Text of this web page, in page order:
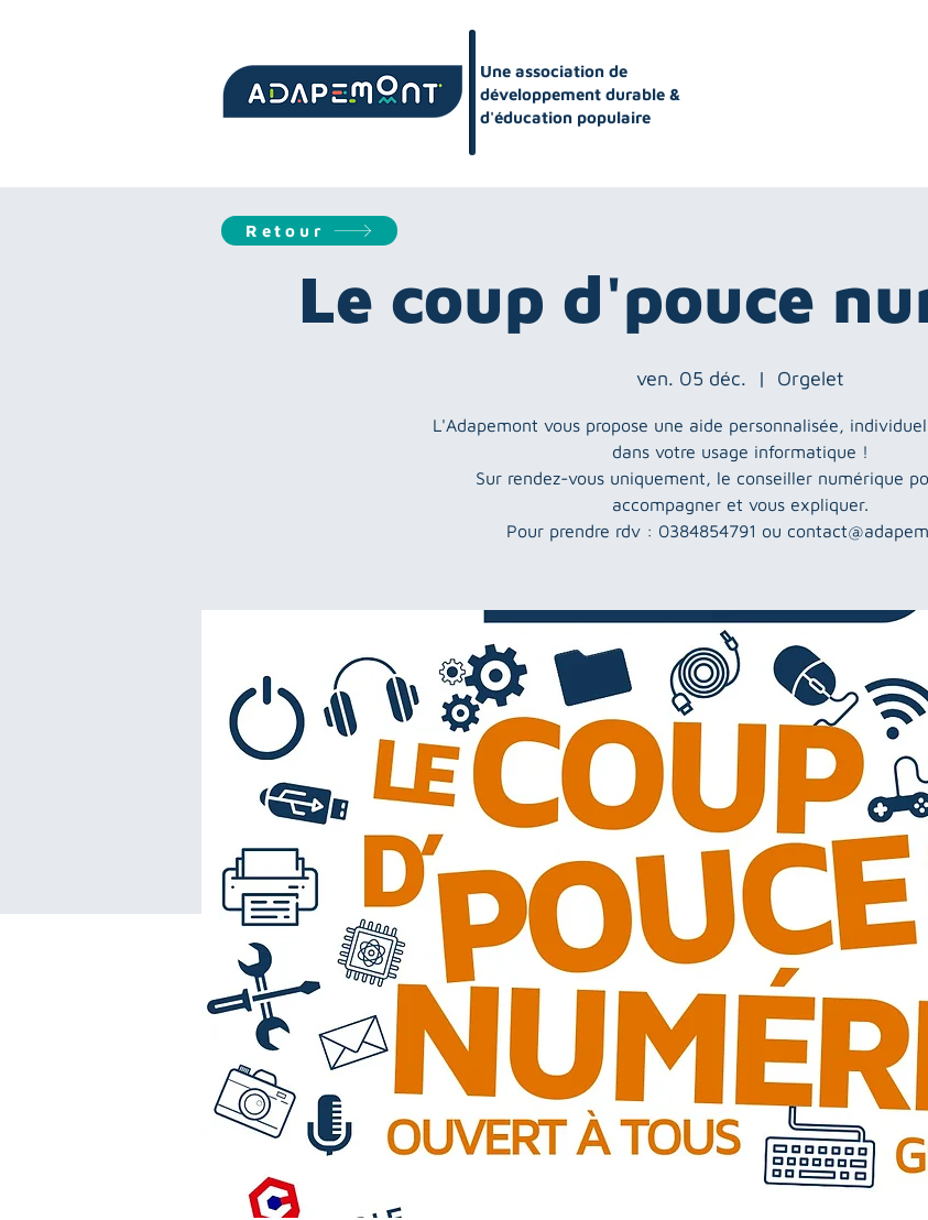
Une association de
développement durable &
d'éducation populaire
Le coup d'pouce
ven. 05 déc.
  |
Orgelet
L'Adapemont vous propose une aide personnalisée,
dans votre usage informatique !
Sur rendez-vous uniquement, le conseiller numérique
accompagner et vous expliquer.
Pour prendre rdv : 0384854791 ou
Retour